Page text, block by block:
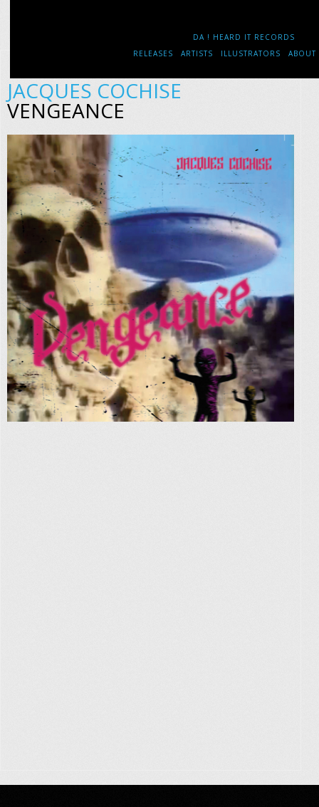
DA ! HEARD IT RECORDS
RELEASES
ARTISTS ILLUSTRATORS ABOUT
JACQUES COCHISE
VENGEANCE